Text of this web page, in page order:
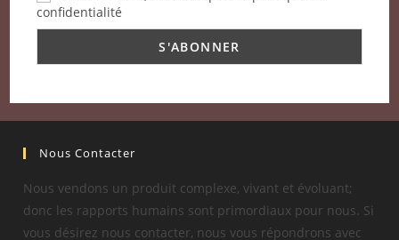
confidentialité
Nous Contacter
Nous vendons un produit complexe, vivant et évoluant;
donc les rapports humains sont primordiaux pour nous. Si
vous désirez nous contacter, nous vous répondrons avec